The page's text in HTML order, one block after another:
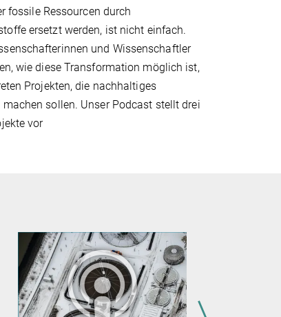
fossile Ressourcen durch
ersetzt werden, ist nicht einfach.
und Wissenschaftler
wie diese Transformation möglich ist,
Projekten, die nachhaltiges
sollen. Unser Podcast stellt drei
vor